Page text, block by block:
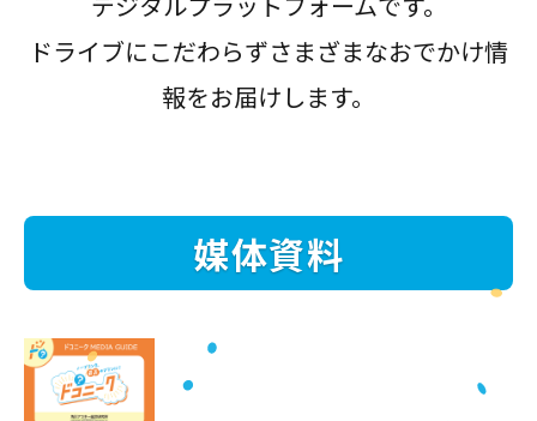
ドライブにこだわらずさまざまなおでかけ情
報をお届けします。
媒体資料